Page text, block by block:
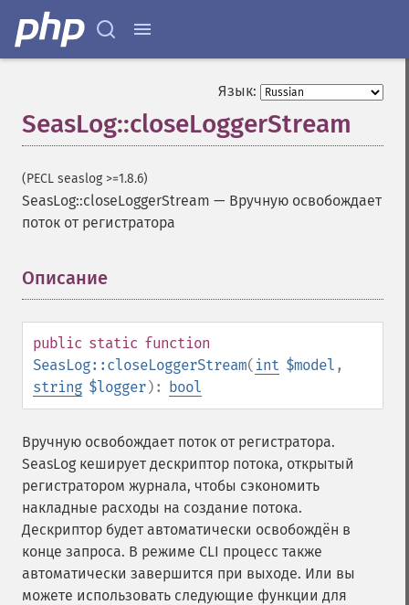
Язык:
SeasLog::closeLoggerStream
(PECL seaslog >=1.8.6)
SeasLog::closeLoggerStream — Вручную освобождает
поток от регистратора
Описание
public static function
SeasLog::closeLoggerStream( int $model ,
string $logger): bool
Вручную освобождает поток от регистратора.
SeasLog кеширует дескриптор потока, открытый
регистратором журнала, чтобы сэкономить
накладные расходы на создание потока.
Дескриптор будет автоматически освобождён в
конце запроса. В режиме CLI процесс также
автоматически завершится при выходе. Или вы
можете использовать следующие функции для